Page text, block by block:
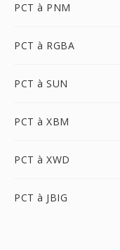
PCT à PNM
PCT à RGBA
PCT à SUN
PCT à XBM
PCT à XWD
PCT à JBIG